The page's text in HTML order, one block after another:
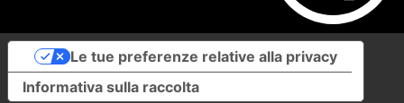
Informativa sulla raccolta
Le tue preferenze relative alla privacy